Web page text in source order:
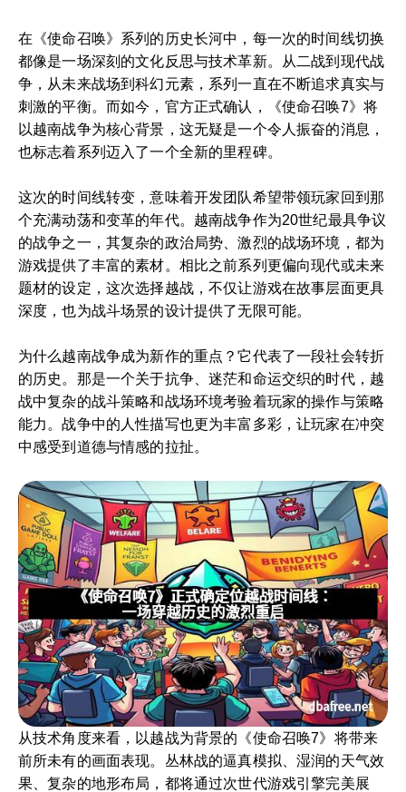
在《使命召唤》系列的历史长河中，每一次的时间线切换
都像是一场深刻的文化反思与技术革新。从二战到现代战
争，从未来战场到科幻元素，系列一直在不断追求真实与
刺激的平衡。而如今，官方正式确认，《使命召唤7》将
以越南战争为核心背景，这无疑是一个令人振奋的消息，
也标志着系列迈入了一个全新的里程碑。
这次的时间线转变，意味着开发团队希望带领玩家回到那
个充满动荡和变革的年代。越南战争作为20世纪最具争议
的战争之一，其复杂的政治局势、激烈的战场环境，都为
游戏提供了丰富的素材。相比之前系列更偏向现代或未来
题材的设定，这次选择越战，不仅让游戏在故事层面更具
深度，也为战斗场景的设计提供了无限可能。
为什么越南战争成为新作的重点？它代表了一段社会转折
的历史。那是一个关于抗争、迷茫和命运交织的时代，越
战中复杂的战斗策略和战场环境考验着玩家的操作与策略
能力。战争中的人性描写也更为丰富多彩，让玩家在冲突
中感受到道德与情感的拉扯。
从技术角度来看，以越战为背景的《使命召唤7》将带来
前所未有的画面表现。丛林战的逼真模拟、湿润的天气效
果、复杂的地形布局，都将通过次世代游戏引擎完美展